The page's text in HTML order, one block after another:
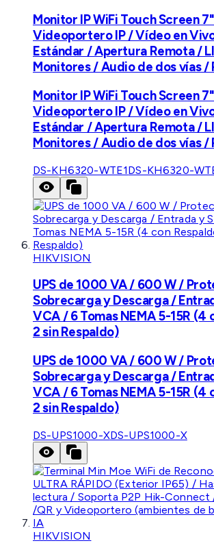
Monitor IP WiFi Touch Screen
Videoportero IP / Vídeo en
Estándar / Apertura Remota /
Monitores / Audio de dos vías /
Monitor IP WiFi Touch Screen
Videoportero IP / Vídeo en
Estándar / Apertura Remota /
Monitores / Audio de dos vías /
DS-KH6320-WTE1DS-KH6320-
HIKVISION
UPS de 1000 VA / 600 W /
Sobrecarga y Descarga /
VCA / 6 Tomas NEMA 5-15R (4
2 sin Respaldo)
UPS de 1000 VA / 600 W /
Sobrecarga y Descarga /
VCA / 6 Tomas NEMA 5-15R (4
2 sin Respaldo)
DS-UPS1000-XDS-UPS1000-X
HIKVISION